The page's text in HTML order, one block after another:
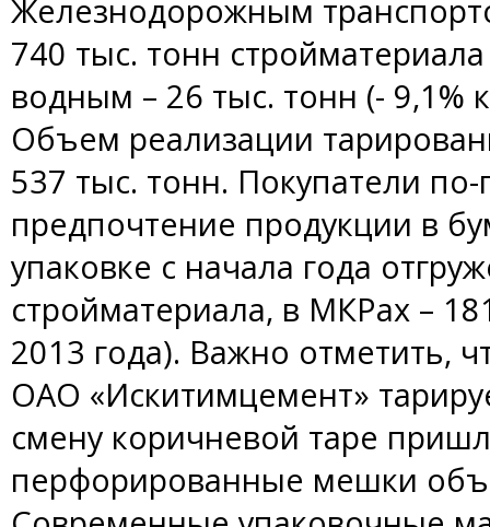
Железнодорожным
740 тыс. тонн
водным – 26 тыс. тонн (- 9,1%
Объем реализации
537 тыс. тонн. Покупатели
предпочтение продукции в
упаковке с начала года
стройматериала, в МКРах –
2013 года). Важно отметить,
ОАО «Искитимцемент»
смену коричневой таре
перфорированные мешки